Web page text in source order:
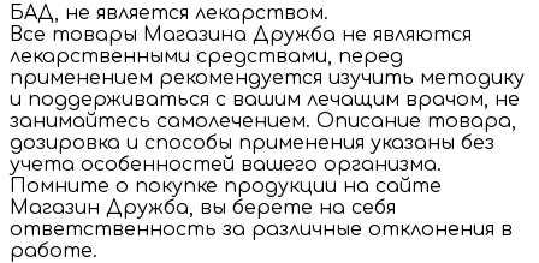
БАД, не является лекарством.
Все товары Магазина Дружба не являются
лекарственными средствами, перед
применением рекомендуется изучить методику
и поддерживаться с вашим лечащим врачом, не
занимайтесь самолечением. Описание товара,
дозировка и способы применения указаны без
учета особенностей вашего организма.
Помните о покупке продукции на сайте
Магазин Дружба, вы берете на себя
ответственность за различные отклонения в
работе.